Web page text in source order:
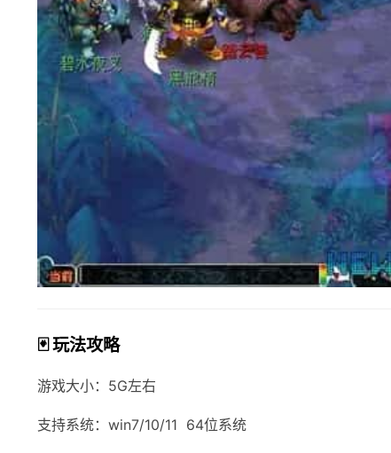
🃏 玩法攻略
游戏大小：5G左右
支持系统：win7/10/11 64位系统